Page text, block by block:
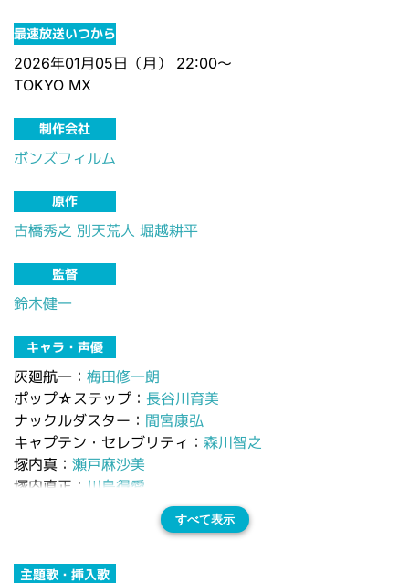
最速放送いつから
2026年01月05日（月） 22:00～
TOKYO MX
制作会社
ボンズフィルム
原作
古橋秀之 別天荒人 堀越耕平
監督
鈴木健一
キャラ・声優
灰廻航一： 梅田修一朗
ポップ☆ステップ： 長谷川育美
ナックルダスター： 間宮康弘
キャプテン・セレブリティ： 森川智之
塚内真： 瀬戸麻沙美
塚内直正： 川島得愛
すべて表示
主題歌・挿入歌